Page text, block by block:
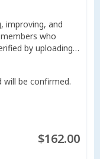
improving, and
who
by uploading a
will be confirmed.
$162.00